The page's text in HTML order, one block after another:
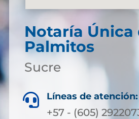
Notaría Única
Palmitos
Sucre
 Líneas de atención:
+57 - (605)